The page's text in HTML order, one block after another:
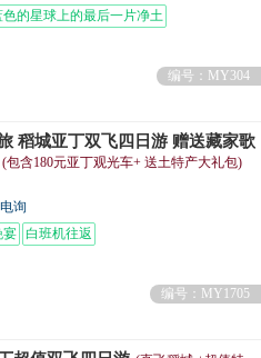
色的星球上的最后一片净土
编号：MY304
稻城亚丁双飞四日游 赠送藏家歌
(包含180元亚丁观光车+ 送土特产大礼包)
询
宴 白班机往返
编号：MY1705